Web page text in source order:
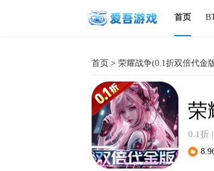
首页
首页 > 荣耀战争(0.1折双倍代金
荣
0.1折